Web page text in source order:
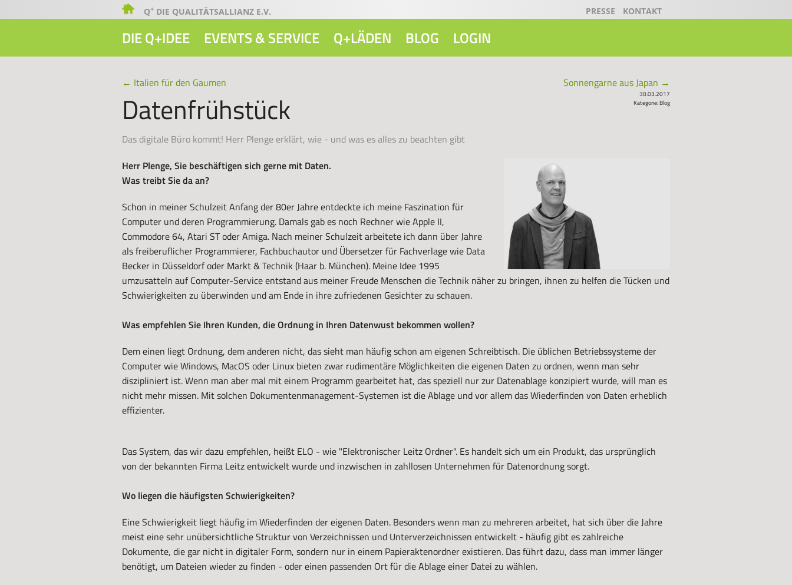
Q+DIE QUALITÄTSALLIANZ E.V. PRESSE KONTAKT
DIE Q+IDEE EVENTS & SERVICE Q+LÄDEN BLOG LOGIN
← Italien für den Gaumen Sonnengarne aus Japan →
Datenfrühstück
30.03.2017
Kategorie:Blog
Das digitale Büro kommt! Herr Plenge erklärt, wie - und was es alles zu beachten gibt
Herr Plenge, Sie beschäftigen sich gerne mit Daten.
Was treibt Sie da an?
Schon in meiner Schulzeit Anfang der 80er Jahre entdeckte ich meine Faszination für
Computer und deren Programmierung. Damals gab es noch Rechner wie Apple II,
Commodore 64, Atari ST oder Amiga. Nach meiner Schulzeit arbeitete ich dann über Jahre
als freiberuflicher Programmierer, Fachbuchautor und Übersetzer für Fachverlage wie Data
Becker in Düsseldorf oder Markt & Technik (Haar b. München). Meine Idee 1995
umzusatteln auf Computer-Service entstand aus meiner Freude Menschen die Technik näher zu bringen, ihnen zu helfen die Tücken und
Schwierigkeiten zu überwinden und am Ende in ihre zufriedenen Gesichter zu schauen.
Was empfehlen Sie Ihren Kunden, die Ordnung in Ihren Datenwust bekommen wollen?
Dem einen liegt Ordnung, dem anderen nicht, das sieht man häufig schon am eigenen Schreibtisch. Die üblichen Betriebssysteme der
Computer wie Windows, MacOS oder Linux bieten zwar rudimentäre Möglichkeiten die eigenen Daten zu ordnen, wenn man sehr
diszipliniert ist. Wenn man aber mal mit einem Programm gearbeitet hat, das speziell nur zur Datenablage konzipiert wurde, will man es
nicht mehr missen. Mit solchen Dokumentenmanagement-Systemen ist die Ablage und vor allem das Wiederfinden von Daten erheblich
effizienter.
Das System, das wir dazu empfehlen, heißt ELO - wie "Elektronischer Leitz Ordner". Es handelt sich um ein Produkt, das ursprünglich
von der bekannten Firma Leitz entwickelt wurde und inzwischen in zahllosen Unternehmen für Datenordnung sorgt.
Wo liegen die häufigsten Schwierigkeiten?
Eine Schwierigkeit liegt häufig im Wiederfinden der eigenen Daten. Besonders wenn man zu mehreren arbeitet, hat sich über die Jahre
meist eine sehr unübersichtliche Struktur von Verzeichnissen und Unterverzeichnissen entwickelt - häufig gibt es zahlreiche
Dokumente, die gar nicht in digitaler Form, sondern nur in einem Papieraktenordner existieren. Das führt dazu, dass man immer länger
benötigt, um Dateien wieder zu finden - oder einen passenden Ort für die Ablage einer Datei zu wählen.